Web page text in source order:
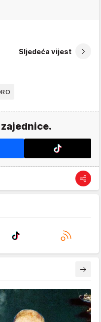
Sljedeća vijest